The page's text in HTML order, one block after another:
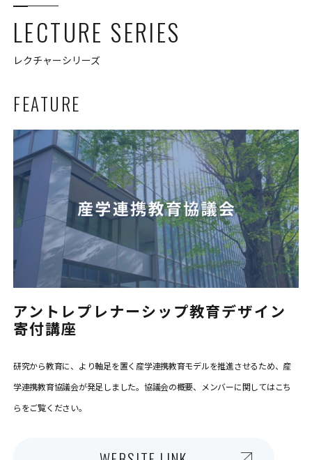
LECTURE SERIES
レクチャーシリーズ
FEATURE
アントレプレナーシップ教育デザイン
寄付講座
研究から教育に、より軸足を置く産学連携教育モデルを推進させるため、産
学連携教育協議会が発足しました。協議会の概要、メンバーに関してはこち
らをご覧ください。